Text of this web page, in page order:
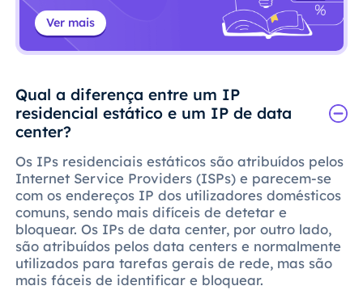
Ver mais
Qual a diferença entre um IP
residencial estático e um IP de data
center?
Os IPs residenciais estáticos são atribuídos pelos
Internet Service Providers (ISPs) e parecem-se
com os endereços IP dos utilizadores domésticos
comuns, sendo mais difíceis de detetar e
bloquear. Os IPs de data center, por outro lado,
são atribuídos pelos data centers e normalmente
utilizados para tarefas gerais de rede, mas são
mais fáceis de identificar e bloquear.